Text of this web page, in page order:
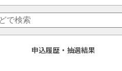
申込履歴・抽選結果